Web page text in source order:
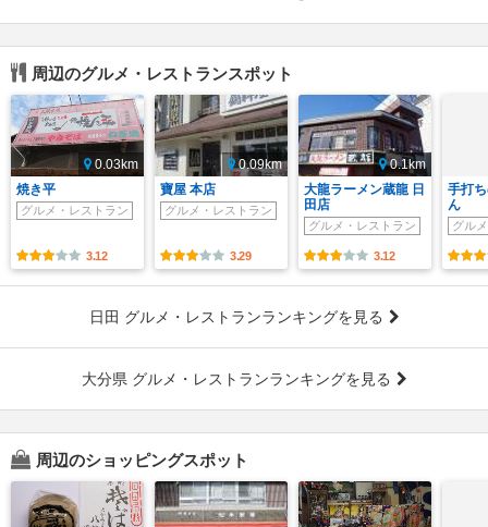
周辺のグルメ・レストランスポット
0.03km
焼き平
グルメ・レストラン
3.12
0.09km
寶屋 本店
グルメ・レストラン
3.29
0.1km
大龍ラーメン蔵龍 日
田店
グルメ・レストラン
3.12
手打
ん
グル
日田 グルメ・レストランランキングを見る
大分県 グルメ・レストランランキングを見る
周辺のショッピングスポット